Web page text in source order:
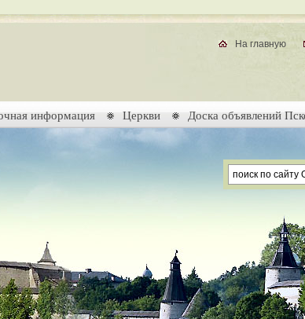
На главную
информация Церкви Доска объявлений